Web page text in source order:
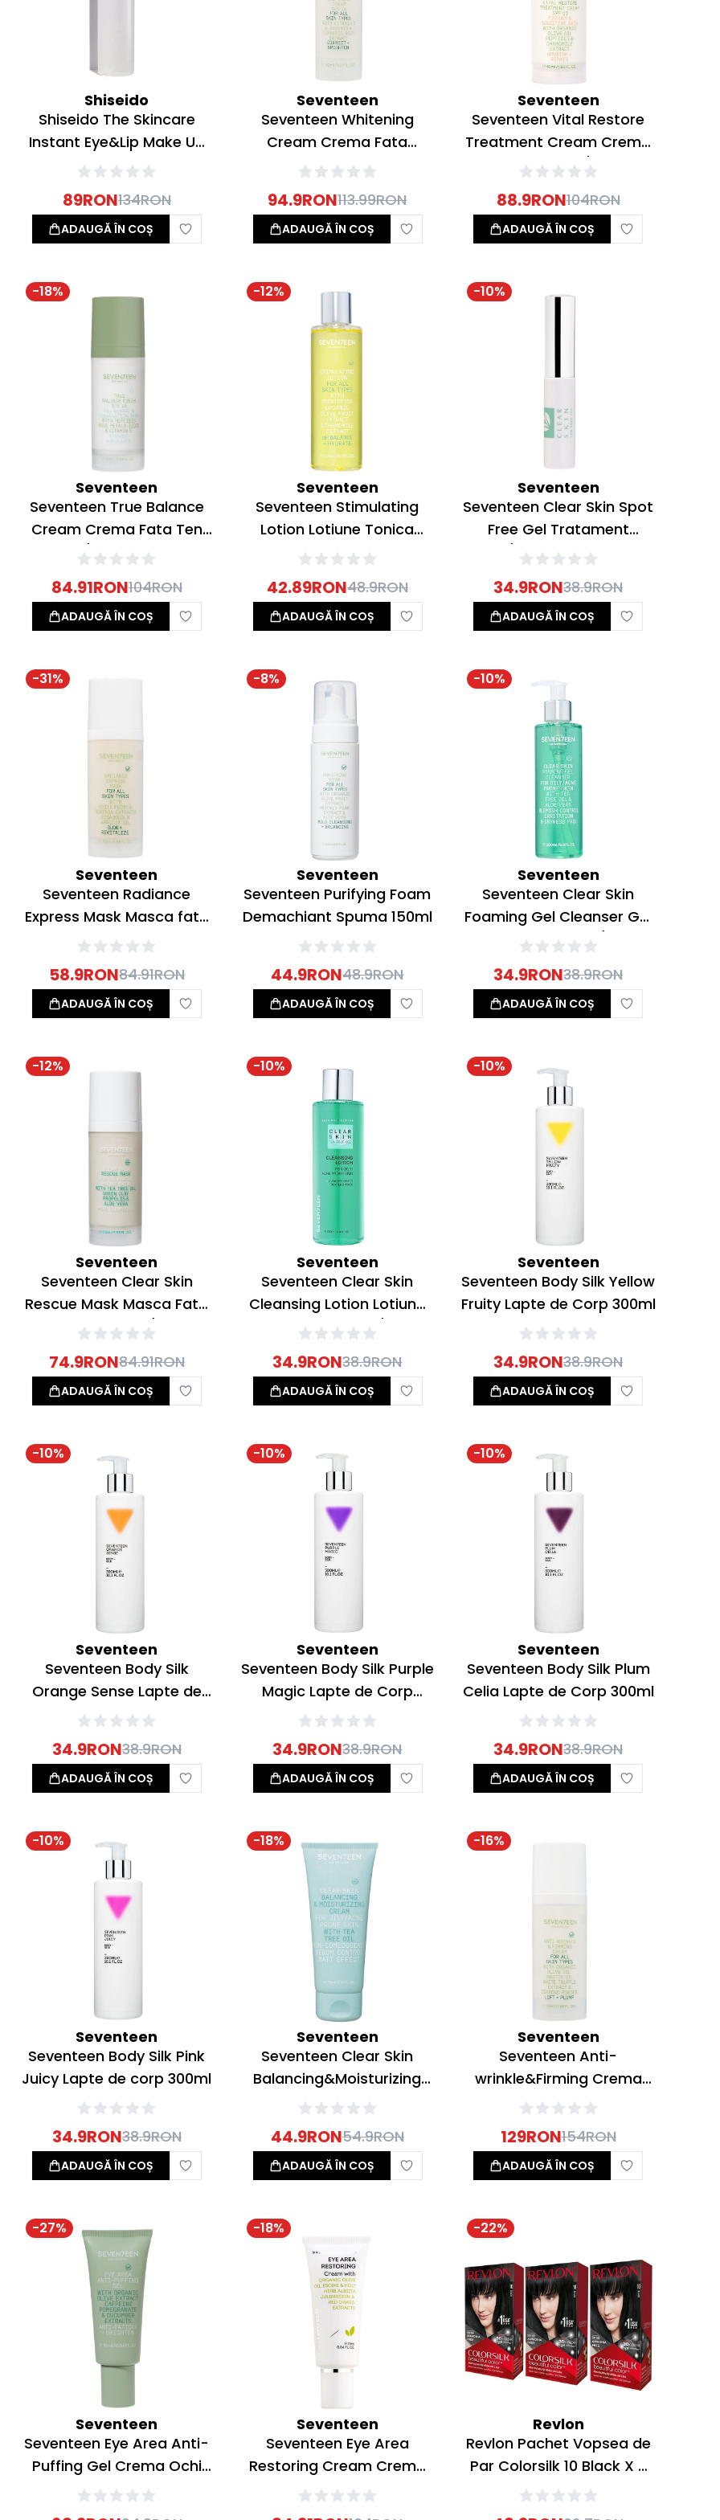
Shiseido
Shiseido The Skincare
Instant Eye&Lip Make Up
Remover Demachiant
89RON134RON
ADAUGĂ ÎN COȘ
Seventeen
Seventeen Whitening
Cream Crema Fata
Iluminatoare SPF15 30ml
94.9RON113.99RON
ADAUGĂ ÎN COȘ
Seventeen
Seventeen Vital Restore
Treatment Cream Crema
Fata Ten Uscat/Sensibil
88.9RON104RON
ADAUGĂ ÎN COȘ
-18%
Seventeen
Seventeen True Balance
Cream Crema Fata Ten
Normal/Mixt SPF15 50ml
84.91RON104RON
ADAUGĂ ÎN COȘ
-12%
Seventeen
Seventeen Stimulating
Lotion Lotiune Tonica
200ml
42.89RON48.9RON
ADAUGĂ ÎN COȘ
-10%
Seventeen
Seventeen Clear Skin Spot
Free Gel Tratament
Pete/Cosuri pentru Ten
34.9RON38.9RON
ADAUGĂ ÎN COȘ
-31%
Seventeen
Seventeen Radiance
Express Mask Masca fata
Revitalizanta 50ml
58.9RON84.91RON
ADAUGĂ ÎN COȘ
-8%
Seventeen
Seventeen Purifying Foam
Demachiant Spuma 150ml
44.9RON48.9RON
ADAUGĂ ÎN COȘ
-10%
Seventeen
Seventeen Clear Skin
Foaming Gel Cleanser Gel
Curatare Ten Gras/Acneic
34.9RON38.9RON
ADAUGĂ ÎN COȘ
-12%
Seventeen
Seventeen Clear Skin
Rescue Mask Masca Fata
pentru Ten Gras/Acneic
74.9RON84.91RON
ADAUGĂ ÎN COȘ
-10%
Seventeen
Seventeen Clear Skin
Cleansing Lotion Lotiune
Curatare Ten Gras/Acneic
34.9RON38.9RON
ADAUGĂ ÎN COȘ
-10%
Seventeen
Seventeen Body Silk Yellow
Fruity Lapte de Corp 300ml
34.9RON38.9RON
ADAUGĂ ÎN COȘ
-10%
Seventeen
Seventeen Body Silk
Orange Sense Lapte de
corp 300ml
34.9RON38.9RON
ADAUGĂ ÎN COȘ
-10%
Seventeen
Seventeen Body Silk Purple
Magic Lapte de Corp
300ml
34.9RON38.9RON
ADAUGĂ ÎN COȘ
-10%
Seventeen
Seventeen Body Silk Plum
Celia Lapte de Corp 300ml
34.9RON38.9RON
ADAUGĂ ÎN COȘ
-10%
Seventeen
Seventeen Body Silk Pink
Juicy Lapte de corp 300ml
34.9RON38.9RON
ADAUGĂ ÎN COȘ
-18%
Seventeen
Seventeen Clear Skin
Balancing&Moisturizing
Cream Crema fata 75ml
44.9RON54.9RON
ADAUGĂ ÎN COȘ
-16%
Seventeen
Seventeen Anti-
wrinkle&Firming Crema
Fata Antirid si Fermitate
129RON154RON
ADAUGĂ ÎN COȘ
-27%
Seventeen
Seventeen Eye Area Anti-
Puffing Gel Crema Ochi
25ml
-18%
Seventeen
Seventeen Eye Area
Restoring Cream Crema
ochi antirid 25ml
-22%
Revlon
Revlon Pachet Vopsea de
Par Colorsilk 10 Black X 3
bucati